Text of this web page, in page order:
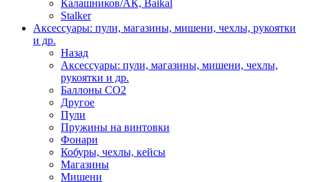
Калашников/АК, Baikal
Stalker
Аксессуары: пули, магазины, мишени, чехлы, рукоятки
и др.
Назад
Аксессуары: пули, магазины, мишени, чехлы,
рукоятки и др.
Баллоны CO2
Другое
Пули
Пружины на винтовки
Фонари
Кобуры, чехлы, кейсы
Магазины
Мишени